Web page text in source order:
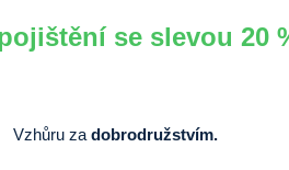
se slevou 20
Vzhůru zadobrodružstvím.